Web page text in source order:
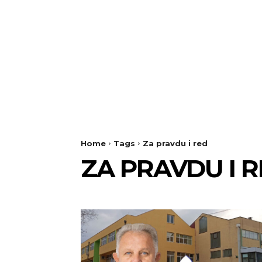
Home Tags Za pravdu i red
ZA PRAVDU I